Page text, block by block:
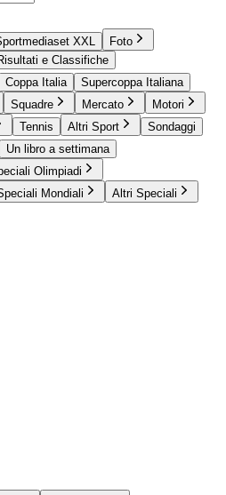
XXL
Foto
e Classifiche
Coppa Italia
Supercoppa Italiana
Squadre Mercato
Motori
Tennis Altri Sport
Sondaggi
Un libro a settimana
Olimpiadi
Mondiali Altri Speciali